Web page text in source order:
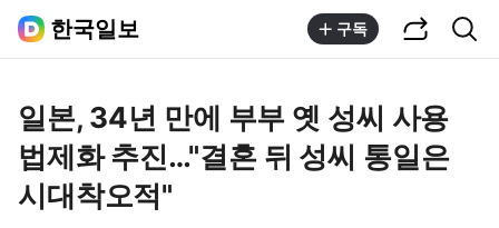
한국일보 구독
일본, 34년 만에 부부 옛 성씨 사용
법제화 추진…"결혼 뒤 성씨 통일은
시대착오적"